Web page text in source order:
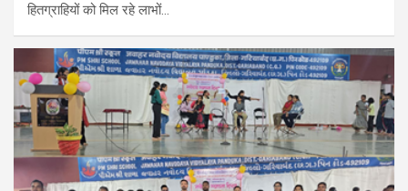
हितग्राहियों को मिल रहे लाभों…